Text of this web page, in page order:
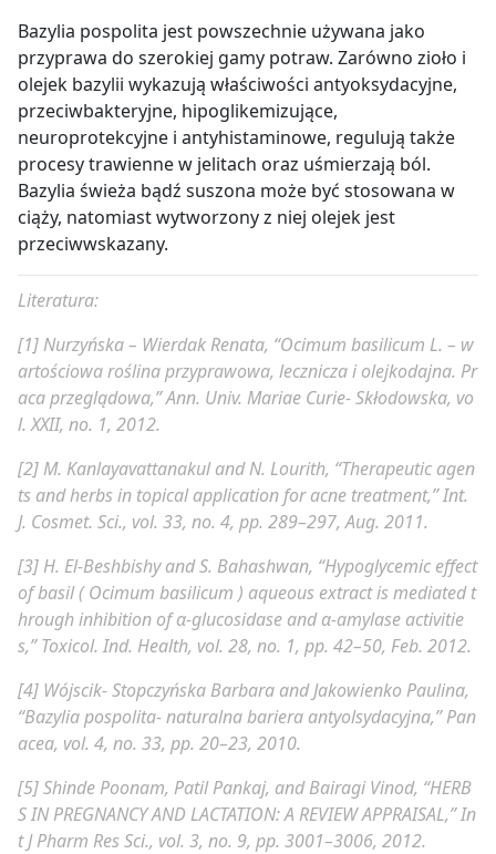
Bazylia pospolita jest powszechnie używana jako
przyprawa do szerokiej gamy potraw. Zarówno zioło i
olejek bazylii wykazują właściwości antyoksydacyjne,
przeciwbakteryjne, hipoglikemizujące,
neuroprotekcyjne i antyhistaminowe, regulują także
procesy trawienne w jelitach oraz uśmierzają ból.
Bazylia świeża bądź suszona może być stosowana w
ciąży, natomiast wytworzony z niej olejek jest
przeciwwskazany.
Literatura:
[1] Nurzyńska – Wierdak Renata, “Ocimum basilicum L. – w
artościowa roślina przyprawowa, lecznicza i olejkodajna. Pr
aca przeglądowa,”Ann. Univ. Mariae Curie- Skłodowska, vo
l. XXII, no. 1, 2012.
[2] M. Kanlayavattanakul and N. Lourith, “Therapeutic agen
ts and herbs in topical application for acne treatment,”Int.
J. Cosmet. Sci., vol. 33, no. 4, pp. 289–297, Aug. 2011.
[3] H. El-Beshbishy and S. Bahashwan, “Hypoglycemic effect
of basil (Ocimum basilicum ) aqueous extract is mediated t
hrough inhibition of α-glucosidase and α-amylase activitie
s,”Toxicol. Ind. Health, vol. 28, no. 1, pp. 42–50, Feb. 2012.
[4] Wójscik- Stopczyńska Barbara and Jakowienko Paulina,
“Bazylia pospolita- naturalna bariera antyolsydacyjna,”Pan
acea, vol. 4, no. 33, pp. 20–23, 2010.
[5]Shinde Poonam, Patil Pankaj, and Bairagi Vinod, “HERB
S IN PREGNANCY AND LACTATION: A REVIEW APPRAISAL,”In
t J Pharm Res Sci., vol. 3, no. 9, pp. 3001–3006, 2012.